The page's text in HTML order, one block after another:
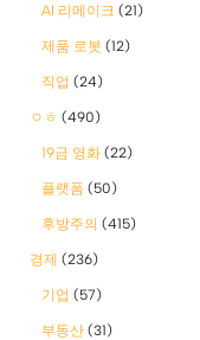
AI 리메이크 (21)
제품 로봇 (12)
직업 (24)
ㅇㅎ (490)
19금 영화 (22)
플랫폼 (50)
후방주의 (415)
경제 (236)
기업 (57)
부동산 (31)